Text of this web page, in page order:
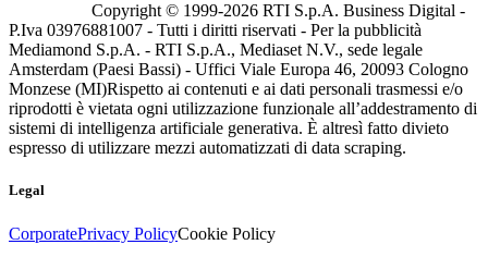
Copyright © 1999-2026 RTI S.p.A. Business Digital -
P.Iva 03976881007 - Tutti i diritti riservati - Per la pubblicità
Mediamond S.p.A. - RTI S.p.A., Mediaset N.V., sede legale
Amsterdam (Paesi Bassi) - Uffici Viale Europa 46, 20093 Cologno
Monzese (MI)Rispetto ai contenuti e ai dati personali trasmessi e/o
riprodotti è vietata ogni utilizzazione funzionale all’addestramento di
sistemi di intelligenza artificiale generativa. È altresì fatto divieto
espresso di utilizzare mezzi automatizzati di data scraping.
Legal
CorporatePrivacy PolicyCookie Policy